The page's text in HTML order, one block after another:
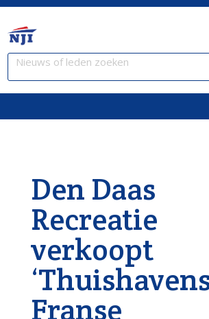
Den Daas
Recreatie
verkoopt
Franse